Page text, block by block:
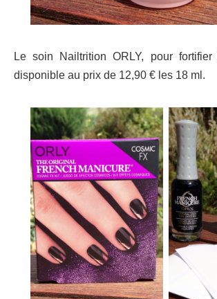
Le soin Nailtrition ORLY, pour
disponible au prix de 12,90 € les 18 ml.